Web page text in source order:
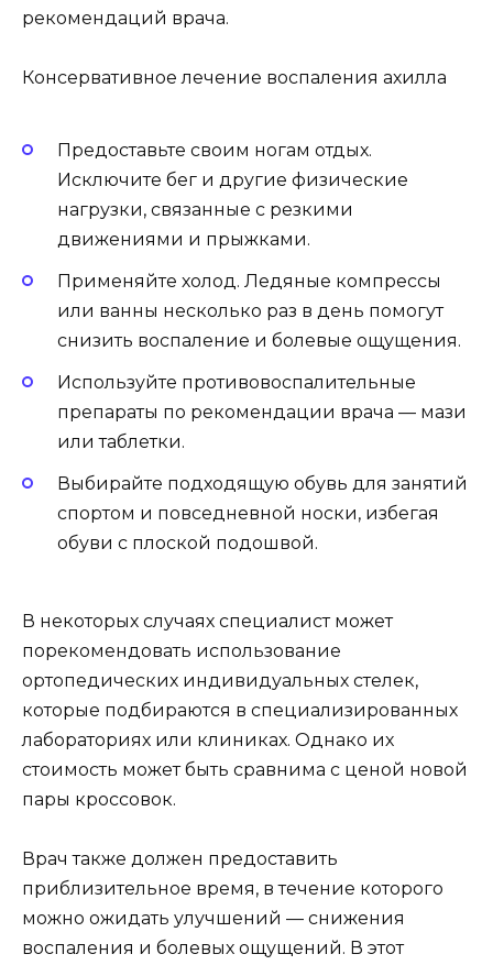
рекомендаций врача.
Консервативное лечение воспаления ахилла
Предоставьте своим ногам отдых.
Исключите бег и другие физические
нагрузки, связанные с резкими
движениями и прыжками.
Применяйте холод. Ледяные компрессы
или ванны несколько раз в день помогут
снизить воспаление и болевые ощущения.
Используйте противовоспалительные
препараты по рекомендации врача — мази
или таблетки.
Выбирайте подходящую обувь для занятий
спортом и повседневной носки, избегая
обуви с плоской подошвой.
В некоторых случаях специалист может
порекомендовать использование
ортопедических индивидуальных стелек,
которые подбираются в специализированных
лабораториях или клиниках. Однако их
стоимость может быть сравнима с ценой новой
пары кроссовок.
Врач также должен предоставить
приблизительное время, в течение которого
можно ожидать улучшений — снижения
воспаления и болевых ощущений. В этот